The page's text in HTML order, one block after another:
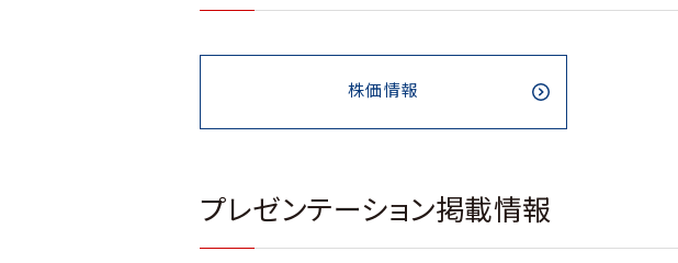
株価情報
プレゼンテーション掲載情報